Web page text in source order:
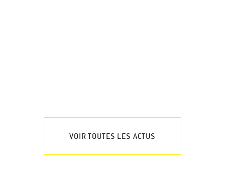
VOIR TOUTES LES ACTUS